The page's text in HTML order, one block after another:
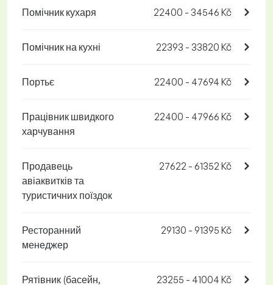
Помічник кухаря 22400 - 34546 Kč
Помічник на кухні 22393 - 33820 Kč
Портьє 22400 - 47694 Kč
Працівник швидкого
харчування
22400 - 47966 Kč
Продавець
авіаквитків та
туристичних поїздок
27622 - 61352 Kč
Ресторанний
менеджер
29130 - 91395 Kč
Рятівник (басейн,
23255 - 41004 Kč